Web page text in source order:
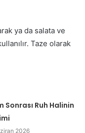
ya da salata ve
Taze olarak
Sonrası Ruh Halinin
2026